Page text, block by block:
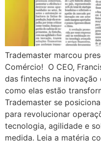
Trademaster marcou
Comércio! O CEO,
das fintechs na
como elas estão
Trademaster se
para revolucionar
tecnologia, agilidade e
medida. Leia a matéria